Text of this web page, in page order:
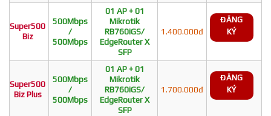
Super500
Biz
500Mbps
/
500Mbps
01 AP + 01
Mikrotik
RB760iGS/
EdgeRouter X
SFP
1.400.000đ
ĐĂNG
KÝ
Super500
Biz Plus
500Mbps
/
500Mbps
01 AP + 01
Mikrotik
RB760iGS/
EdgeRouter X
SFP
1.700.000đ
ĐĂNG
KÝ